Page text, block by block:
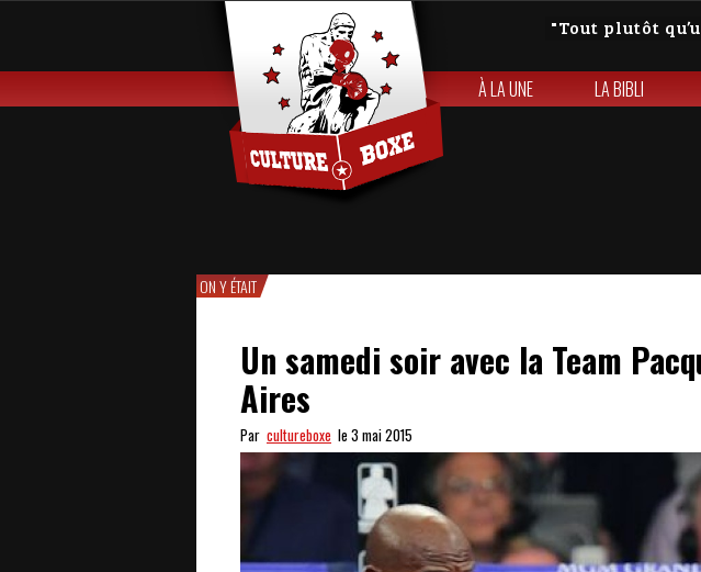
Tout plutôt
À LA UNE LA BIBLI
ON Y ÉTAIT
Un samedi soir avec la Team
Aires
Par cultureboxe le 3 mai 2015